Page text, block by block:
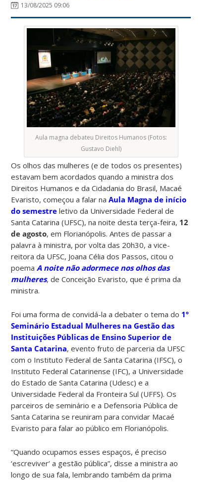
13/08/2025 09:06
Aula magna debateu Direitos Humanos (Fotos:
Gustavo Diehl)
Os olhos das mulheres (e de todos os presentes)
estavam bem acordados quando a ministra dos
Direitos Humanos e da Cidadania do Brasil, Macaé
Evaristo, começou a falar naAula Magna de início
do semestre letivo da Universidade Federal de
Santa Catarina (UFSC), na noite desta terça-feira, 12
de agosto, em Florianópolis. Antes de passar a
palavra à ministra, por volta das 20h30, a vice-
reitora da UFSC, Joana Célia dos Passos, citou o
poemaA noite não adormece nos olhos das
mulheres, de Conceição Evaristo, que é prima da
ministra.
Foi uma forma de convidá-la a debater o tema do 1º
Seminário Estadual Mulheres na Gestão das
Instituições Públicas de Ensino Superior de
Santa Catarina, evento fruto de parceria da UFSC
com o Instituto Federal de Santa Catarina (IFSC), o
Instituto Federal Catarinense (IFC), a Universidade
do Estado de Santa Catarina (Udesc) e a
Universidade Federal da Fronteira Sul (UFFS). Os
parceiros de seminário e a Defensoria Pública de
Santa Catarina se reuniram para convidar Macaé
Evaristo para falar ao público em Florianópolis.
“Quando ocupamos esses espaços, é preciso
‘escreviver’ a gestão pública”, disse a ministra ao
longo de sua fala, lembrando também da prima